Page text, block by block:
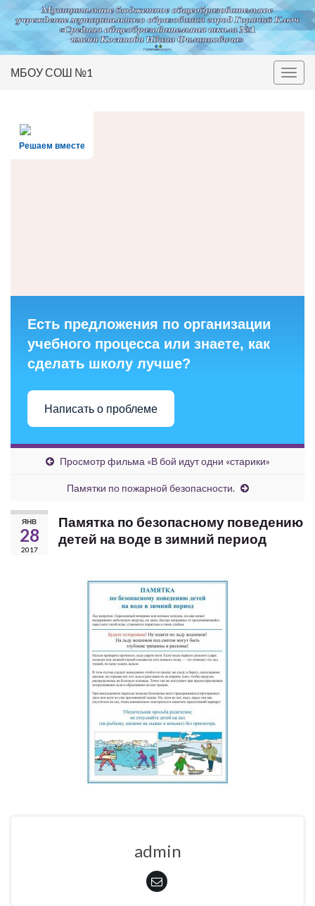
Вкл/
МБОУ СОШ №1
Решаем вместе
Есть предложения по организации
учебного процесса или знаете, как
сделать школу лучше?
Написать о проблеме
Просмотр фильма «В бой идут одни «старики»
Памятки по пожарной безопасности.
ЯНВ
28
2017
Памятка по безопасному поведению
детей на воде в зимний период
admin